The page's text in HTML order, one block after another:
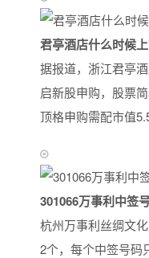
君亭酒店什么时候
据报道，浙江君亭
启新股申购，股票
顶格申购需配市值
301066万事利中签
杭州万事利丝绸文
2个，每个中签号码